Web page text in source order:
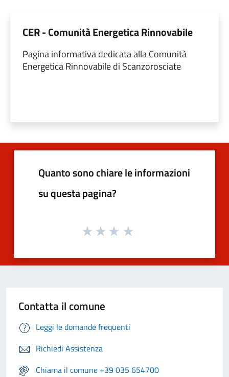
CER - Comunità Energetica Rinnovabile
Pagina informativa dedicata alla Comunità
Energetica Rinnovabile di Scanzorosciate
Quanto sono chiare le informazioni
su questa pagina?
Contatta il comune
Leggi le domande frequenti
Richiedi Assistenza
Chiama il comune +39 035 654700